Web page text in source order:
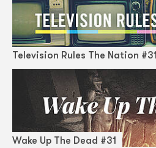
Television Rules The Nation #31
Wake Up The Dead #31